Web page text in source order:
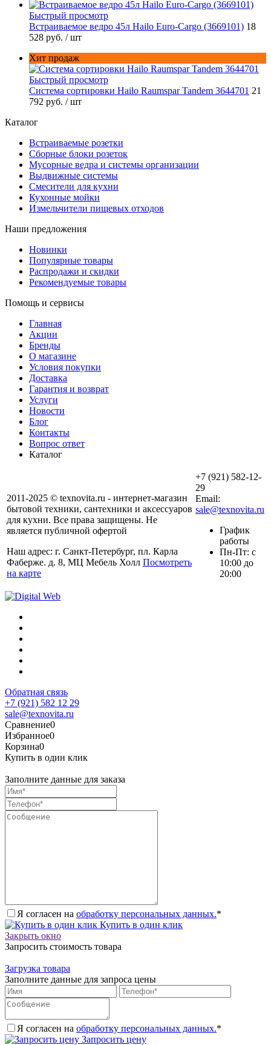
Быстрый просмотр
Встраиваемое ведро 45л Hailo Euro-Cargo (3669101) 18
528 руб. / шт
Хит продаж
Быстрый просмотр
Система сортировки Hailo Raumspar Tandem 3644701 21
792 руб. / шт
Каталог
Встраиваемые розетки
Сборные блоки розеток
Мусорные ведра и системы организации
Выдвижные системы
Смесители для кухни
Кухонные мойки
Измельчители пищевых отходов
Наши предложения
Новинки
Популярные товары
Распродажи и скидки
Рекомендуемые товары
Помощь и сервисы
Главная
Акции
Бренды
О магазине
Условия покупки
Доставка
Гарантия и возврат
Услуги
Новости
Блог
Контакты
Вопрос ответ
Каталог
2011-2025 © texnovita.ru - интернет-магазин
бытовой техники, сантехники и аксессуаров
для кухни. Все права защищены. Не
является публичной офертой
Наш адрес: г. Санкт-Петербург, пл. Карла
Фаберже. д. 8, МЦ Мебель Холл Посмотреть
на карте
+7 (921) 582-12-
29
Email:
sale@texnovita.ru
График
работы
Пн-Пт: с
10:00 до
20:00
Обратная связь
+7 (921) 582 12 29
sale@texnovita.ru
Сравнение0
Избранное0
Корзина0
Купить в один клик
Заполните данные для заказа
Я согласен на обработку персональных данных.*
Купить в один клик
Закрыть окно
Запросить стоимость товара
Загрузка товара
Заполните данные для запроса цены
Я согласен на обработку персональных данных.*
Запросить цену